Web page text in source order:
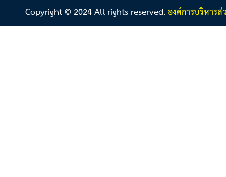
Copyright © 2024 All rights reserved.องค์การบริหาร